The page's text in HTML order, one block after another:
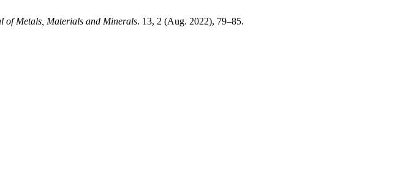
of Metals, Materials and Minerals. 13, 2 (Aug. 2022), 79–85.